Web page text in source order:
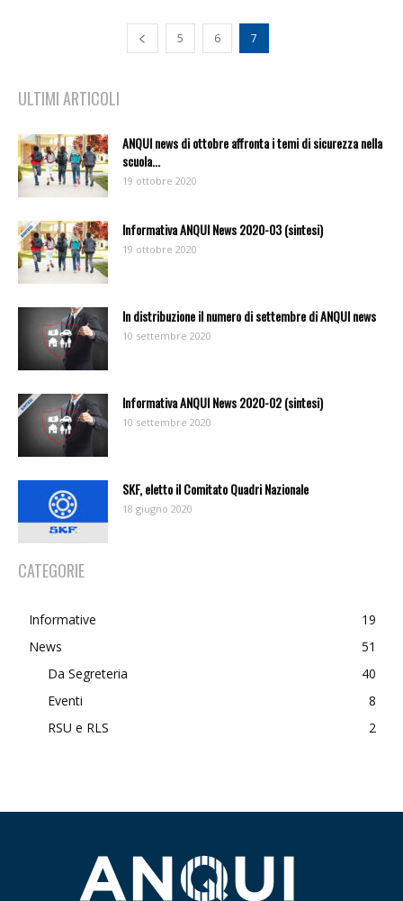
5 6 7
ULTIMI ARTICOLI
ANQUI news di ottobre affronta i temi di sicurezza nella
scuola...
19 ottobre 2020
Informativa ANQUI News 2020-03 (sintesi)
19 ottobre 2020
In distribuzione il numero di settembre di ANQUI news
10 settembre 2020
Informativa ANQUI News 2020-02 (sintesi)
10 settembre 2020
SKF, eletto il Comitato Quadri Nazionale
18 giugno 2020
CATEGORIE
Informative
19
News
51
Da Segreteria
40
Eventi
8
RSU e RLS
2